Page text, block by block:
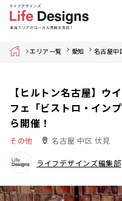
Home エリア一覧 愛知 名古屋中
【ヒルトン名古屋】ウ
フェ「ビストロ・イン
ら開催！
その他 名古屋 中区 伏見
ライフデザインズ編集部